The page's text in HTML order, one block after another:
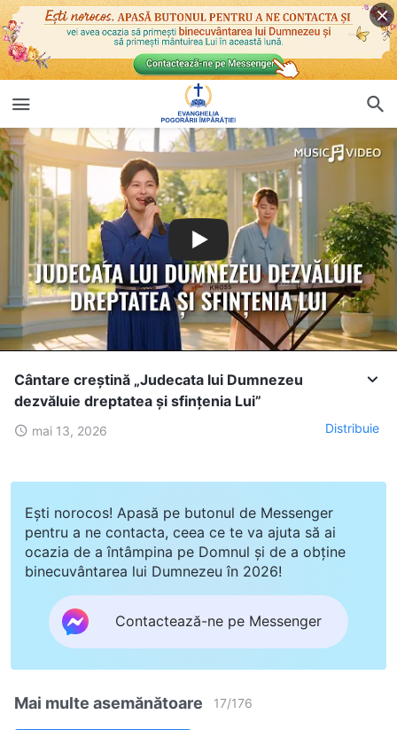
Cântare creștină „Judecata lui Dumnezeu
dezvăluie dreptatea și sfințenia Lui”
mai 13, 2026 Distribuie
Ești norocos! Apasă pe butonul de Messenger
pentru a ne contacta, ceea ce te va ajuta să ai
ocazia de a întâmpina pe Domnul și de a obține
binecuvântarea lui Dumnezeu în 2026!
Contactează-ne pe Messenger
Mai multe asemănătoare 17/176